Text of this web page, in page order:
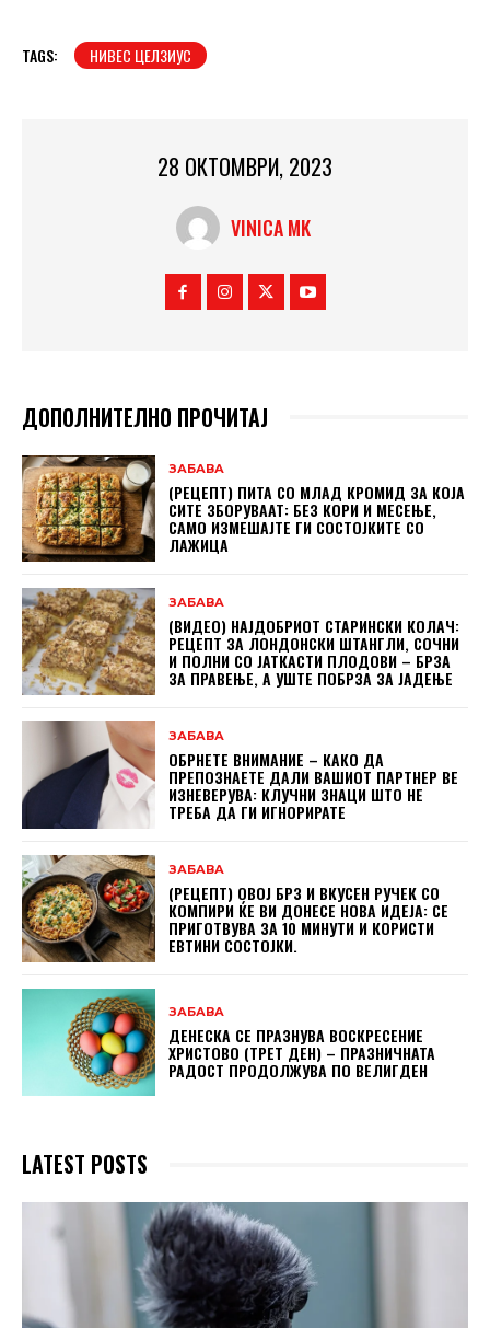
TAGS: НИВЕС ЦЕЛЗИУС
28 ОКТОМВРИ, 2023
VINICA MK
ДОПОЛНИТЕЛНО ПРОЧИТАЈ
ЗАБАВА
(РЕЦЕПТ) ПИТА СО МЛАД КРОМИД ЗА КОЈА
СИТЕ ЗБОРУВААТ: БЕЗ КОРИ И МЕСЕЊЕ,
САМО ИЗМЕШАЈТЕ ГИ СОСТОЈКИТЕ СО
ЛАЖИЦА
ЗАБАВА
(ВИДЕО) НАЈДОБРИОТ СТАРИНСКИ КОЛАЧ:
РЕЦЕПТ ЗА ЛОНДОНСКИ ШТАНГЛИ, СОЧНИ
И ПОЛНИ СО ЈАТКАСТИ ПЛОДОВИ – БРЗА
ЗА ПРАВЕЊЕ, А УШТЕ ПОБРЗА ЗА ЈАДЕЊЕ
ЗАБАВА
ОБРНЕТЕ ВНИМАНИЕ – КАКО ДА
ПРЕПОЗНАЕТЕ ДАЛИ ВАШИОТ ПАРТНЕР ВЕ
ИЗНЕВЕРУВА: КЛУЧНИ ЗНАЦИ ШТО НЕ
ТРЕБА ДА ГИ ИГНОРИРАТЕ
ЗАБАВА
(РЕЦЕПТ) ОВОЈ БРЗ И ВКУСЕН РУЧЕК СО
КОМПИРИ ЌЕ ВИ ДОНЕСЕ НОВА ИДЕЈА: СЕ
ПРИГОТВУВА ЗА 10 МИНУТИ И КОРИСТИ
ЕВТИНИ СОСТОЈКИ.
ЗАБАВА
ДЕНЕСКА СЕ ПРАЗНУВА ВОСКРЕСЕНИЕ
ХРИСТОВО (ТРЕТ ДЕН) – ПРАЗНИЧНАТА
РАДОСТ ПРОДОЛЖУВА ПО ВЕЛИГДЕН
LATEST POSTS